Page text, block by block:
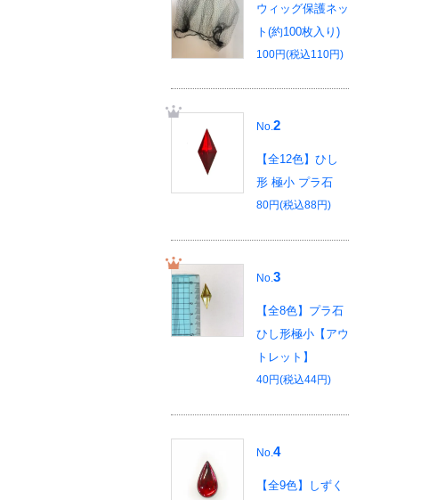
ウィッグ保護ネッ
ト(約100枚入り)
100円(税込110円)
No.2
【全12色】ひし
形 極小 プラ石
80円(税込88円)
No.3
【全8色】プラ石
ひし形極小【アウ
トレット】
40円(税込44円)
No.4
【全9色】しずく